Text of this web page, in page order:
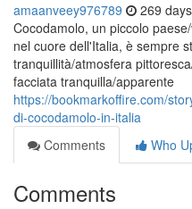
amaanveey976789 269
Cocodamolo, un piccolo
nel cuore dell'Italia, è sempre
tranquillità/atmosfera
facciata tranquilla/apparente
https://bookmarkoffire.com/
di-cocodamolo-in-italia
Comments
Who
Comments